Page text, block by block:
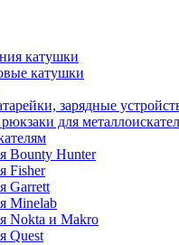
катушки
катушки
зарядные
для
Bounty Hunter
Fisher
Garrett
Minelab
Nokta и Makro
Quest